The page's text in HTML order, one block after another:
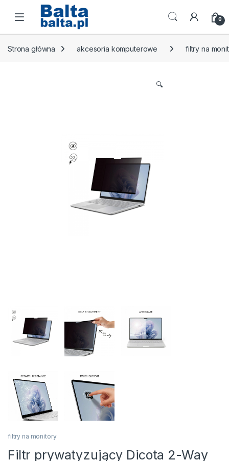
Skip to navigation
Skip to content
Open 0
Strona główna akcesoria komputerowe filtry na
🔍
filtry na monitory
Filtr prywatyzujący Dicota 2-Way